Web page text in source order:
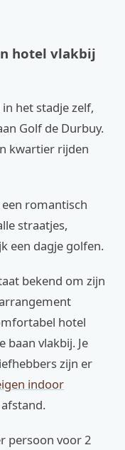
hotel vlakbij
het stadje zelf,
Golf de Durbuy.
kwartier rijden
romantisch
straatjes,
een dagje golfen.
bekend om zijn
hotel
baan vlakbij. Je
zijn er
indoor
persoon voor 2